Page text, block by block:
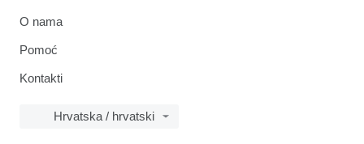
O nama
Pomoć
Kontakti
Hrvatska / hrvatski